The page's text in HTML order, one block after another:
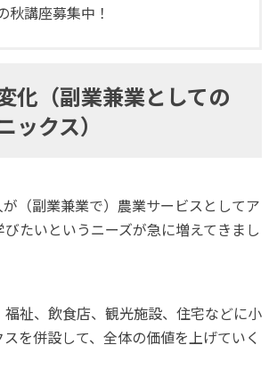
講座募集中！
化（副業兼業としての
ックス）
（副業兼業で）農業サービスとしてア
たいというニーズが急に増えてきまし
祉、飲食店、観光施設、住宅などに小
を併設して、全体の価値を上げていく